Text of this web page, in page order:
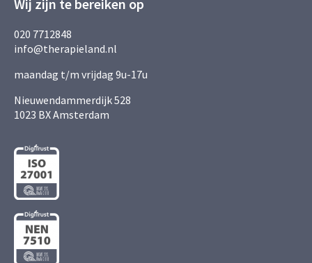
Wij zijn te bereiken op
020 7712848
info@therapieland.nl
maandag t/m vrijdag 9u-17u
Nieuwendammerdijk 528
1023 BX Amsterdam